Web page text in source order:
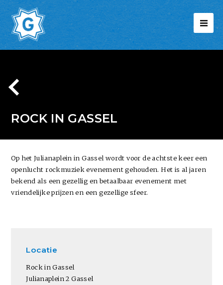
ROCK IN GASSEL
Op het Julianaplein in Gassel wordt voor de achtste keer een
openlucht rockmuziek evenement gehouden. Het is al jaren
bekend als een gezellig en betaalbaar evenement met
vriendelijke prijzen en een gezellige sfeer.
Locatie
Rock in Gassel
Julianaplein 2 Gassel